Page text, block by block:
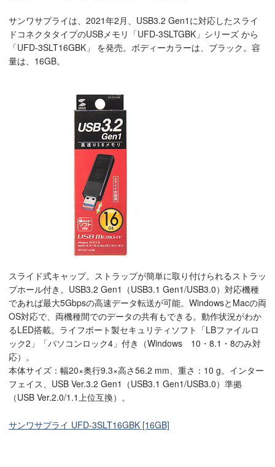
サンワサプライは、2021年2月、USB3.2 Gen1に対応したスライ
ドコネクタタイプのUSBメモリ「UFD-3SLTGBK」シリーズ から
「UFD-3SLT16GBK」 を発売。ボディーカラーは、ブラック。容
量は、16GB。
スライド式キャップ。ストラップが簡単に取り付けられるストラッ
プホール付き。USB3.2 Gen1（USB3.1 Gen1/USB3.0）対応機種
であれば最大5Gbpsの高速データ転送が可能。WindowsとMacの両
OS対応で、両機種間でのデータの共有もできる。動作状況がわか
るLED搭載。ライフボート製セキュリティソフト「LBファイルロ
ック2」「パソコンロック4」付き（Windows 10・8.1・8のみ対
応）。
本体サイズ：幅20×奥行9.3×高さ56.2 mm、重さ：10 g。インター
フェイス、USB Ver.3.2 Gen1（USB3.1 Gen1/USB3.0）準拠
（USB Ver.2.0/1.1上位互換）。
サンワサプライ UFD-3SLT16GBK [16GB]